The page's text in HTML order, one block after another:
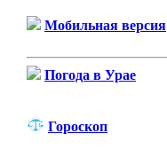
Мобильная версия
Погода в Урае
Гороскоп